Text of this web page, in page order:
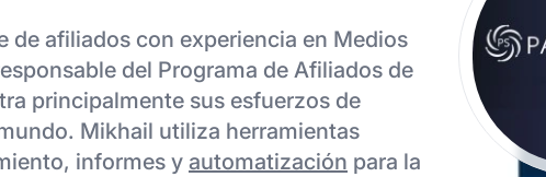
de afiliados con experiencia en Medios
del Programa de Afiliados de
principalmente sus esfuerzos de
Mikhail utiliza herramientas
informes y automatización para la